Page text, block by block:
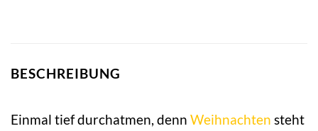
BESCHREIBUNG
Einmal tief durchatmen, denn Weihnachten steht